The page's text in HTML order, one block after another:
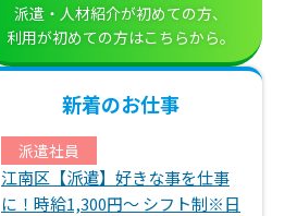
派遣・人材紹介が初めての方、
利用が初めての方はこちらから。
新着のお仕事
派遣社員
江南区【派遣】好きな事を仕事
に！時給1,300円～ シフト制※日